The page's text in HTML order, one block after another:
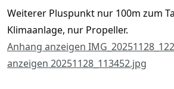
Weiterer Pluspunkt nur 100m zum
Klimaanlage, nur Propeller.
Anhang anzeigen
anzeigen 20251128_113452.jpg